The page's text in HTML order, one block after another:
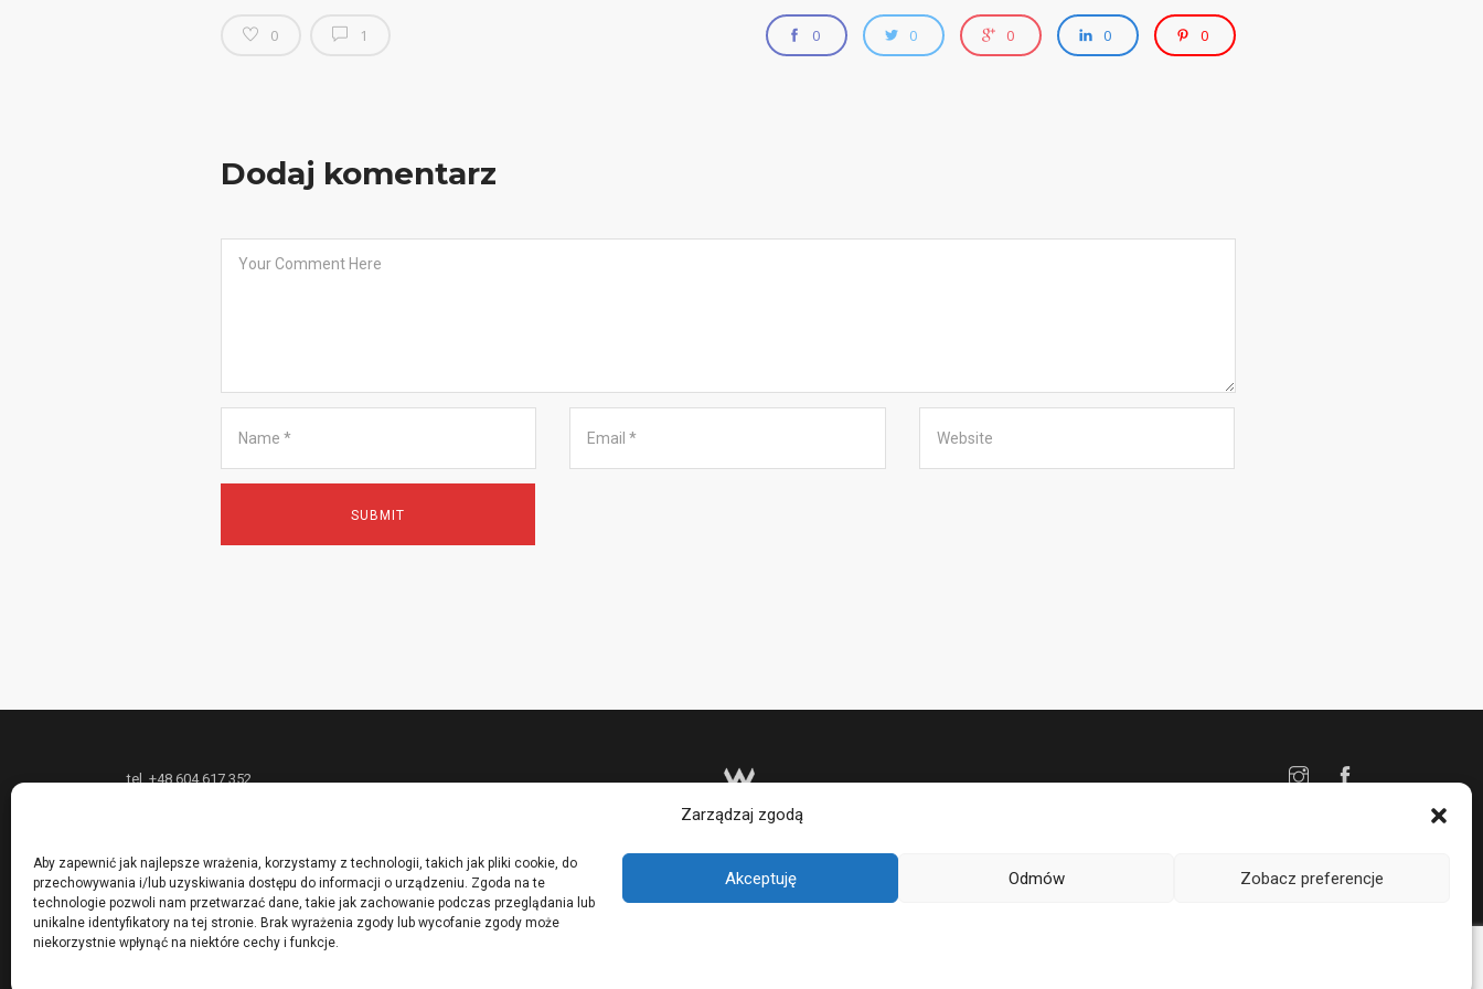
Zarządzaj zgodą
Aby zapewnić jak najlepsze wrażenia, korzystamy z technologii, takich jak pliki cookie, do
przechowywania i/lub uzyskiwania dostępu do informacji o urządzeniu. Zgoda na te
technologie pozwoli nam przetwarzać dane, takie jak zachowanie podczas przeglądania lub
unikalne identyfikatory na tej stronie. Brak wyrażenia zgody lub wycofanie zgody może
niekorzystnie wpłynąć na niektóre cechy i funkcje.
Akceptuję Odmów Zobacz preferencje
0 1 0 0 0 0 0
Dodaj komentarz
tel. +48 604 617 352
zamówienie oraz nietypowe usługi złotnicze,
prowadzi również kursy i szkolenia podstawowych i
zaawansowanych technik złotniczych.